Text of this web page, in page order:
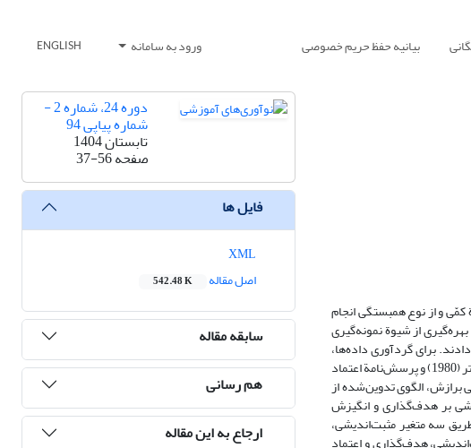
بیانیه حفظ حریم خصوصی ورود به سامانه ENGLISH
و از نوع همبستگی انجام
منطقة 8 شهر تهران بود که حجم آن 12123 نفر اعلام شده بود. با بهره‌گیری از شیوة نمونه‌گیری
از بازگشت پرسش‌نامه‌ها، درنهایت 423 نفر به سؤالات پاسخ دادند. برای گردآوری داده‌ها،
پرسش‌نامة مثبت‌اندیشی اینگرام و ویسنیکی (۱۹۸۸)، پرسش‌نامة هدف‌گرایی تحصیلی بوفارد (1998)، مقیاس خودگزارشی انگیزش درونی و بیرونی هارتر (1980) و پرسش‌نامة اعتماد
برازش، الگوی تدوین‌شده از
بر هدف‌گذاری و انگیزش
می‌توان گفت 86/0 از مقدار انگیزش تحصیلی از طریق سه متغیر مثبت‌اندیشی،
دوره 24، شماره 2 -
شماره پیاپی 94
تابستان 1404
صفحه37-56
فایل ها
اصل مقاله
542.48 K
سابقه مقاله
هم رسانی
ارجاع به این مقاله